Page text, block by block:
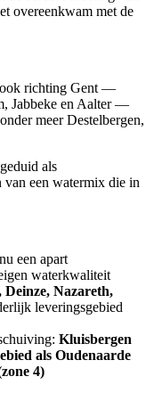
overeenkwam met de
richting Gent —
Jabbeke en Aalter —
meer Destelbergen,
als
van een watermix die in
een apart
waterkwaliteit
Deinze, Nazareth,
leveringsgebied
Kluisbergen
als Oudenaarde
4)